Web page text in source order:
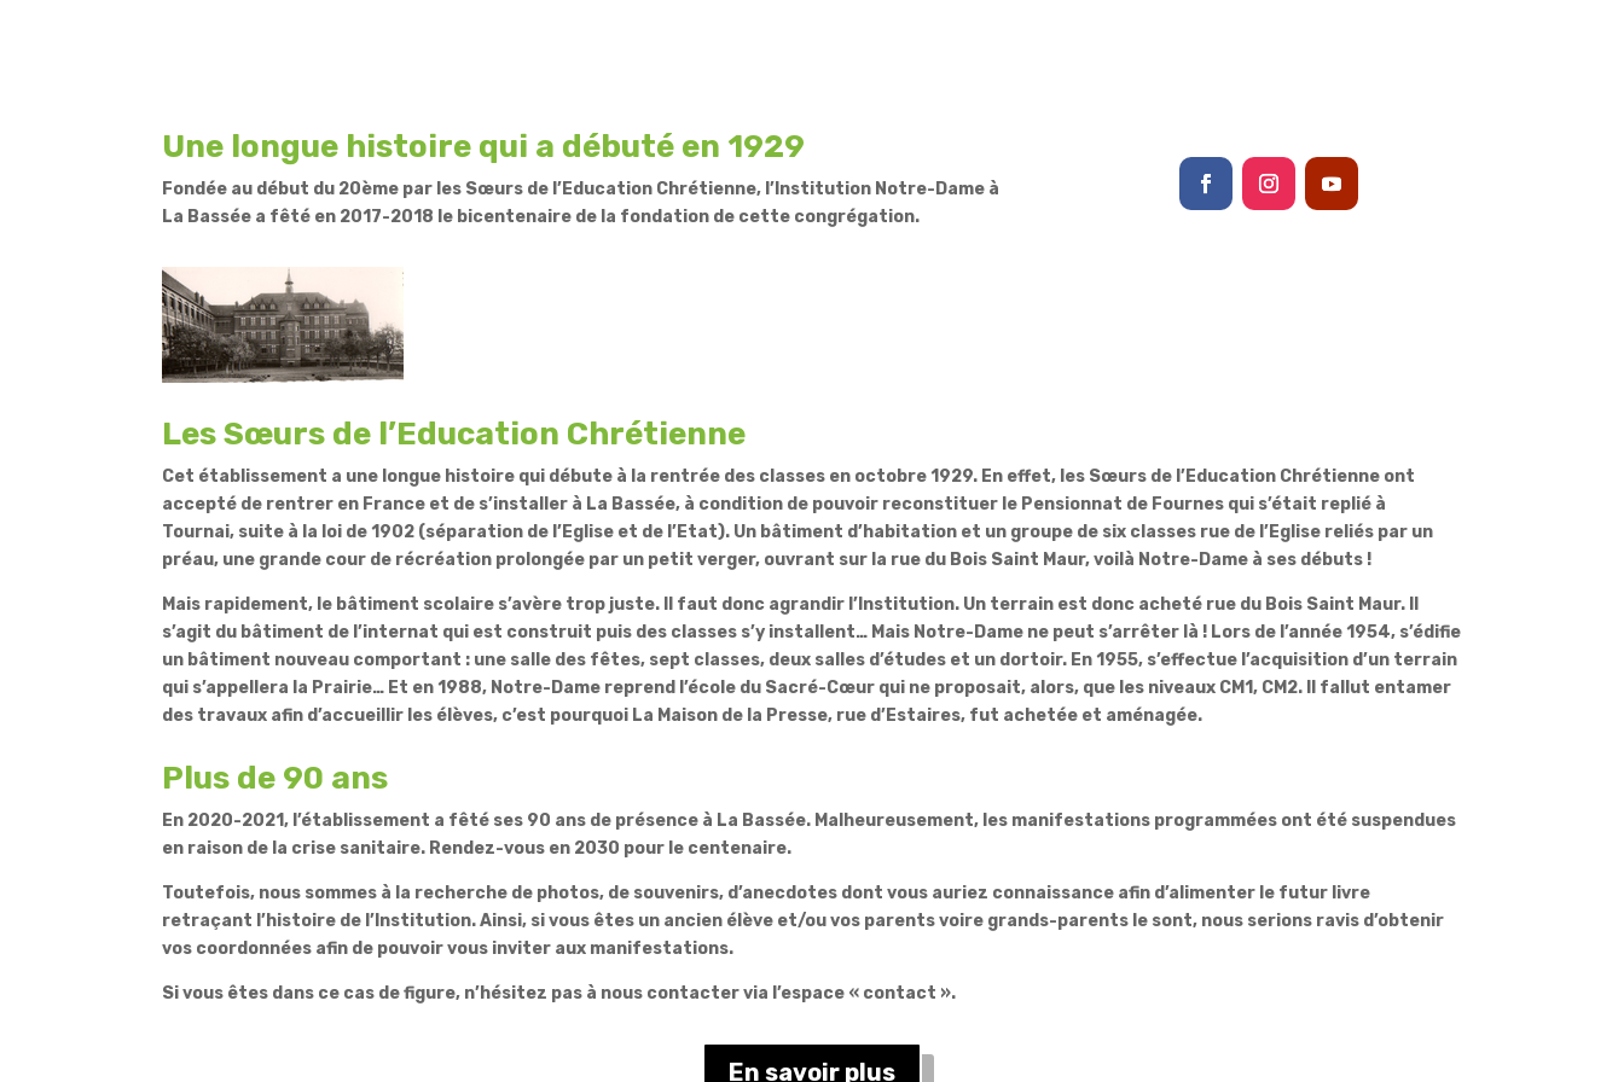
Une longue histoire qui a débuté en 1929
Fondée au début du 20ème par les Sœurs de l’Education Chrétienne, l’Institution Notre-Dame à
La Bassée a fêté en 2017-2018 le bicentenaire de la fondation de cette congrégation.
Les Sœurs de l’Education Chrétienne
Cet établissement a une longue histoire qui débute à la rentrée des classes en octobre 1929. En effet, les Sœurs de l’Education Chrétienne ont
accepté de rentrer en France et de s’installer à La Bassée, à condition de pouvoir reconstituer le Pensionnat de Fournes qui s’était replié à
Tournai, suite à la loi de 1902 (séparation de l’Eglise et de l’Etat). Un bâtiment d’habitation et un groupe de six classes rue de l’Eglise reliés par un
préau, une grande cour de récréation prolongée par un petit verger, ouvrant sur la rue du Bois Saint Maur, voilà Notre-Dame à ses débuts !
Mais rapidement, le bâtiment scolaire s’avère trop juste. Il faut donc agrandir l’Institution. Un terrain est donc acheté rue du Bois Saint Maur. Il
s’agit du bâtiment de l’internat qui est construit puis des classes s’y installent… Mais Notre-Dame ne peut s’arrêter là ! Lors de l’année 1954, s’édifie
un bâtiment nouveau comportant : une salle des fêtes, sept classes, deux salles d’études et un dortoir. En 1955, s’effectue l’acquisition d’un terrain
qui s’appellera la Prairie… Et en 1988, Notre-Dame reprend l’école du Sacré-Cœur qui ne proposait, alors, que les niveaux CM1, CM2. Il fallut entamer
des travaux afin d’accueillir les élèves, c’est pourquoi La Maison de la Presse, rue d’Estaires, fut achetée et aménagée.
Plus de 90 ans
En 2020-2021, l’établissement a fêté ses 90 ans de présence à La Bassée. Malheureusement, les manifestations programmées ont été suspendues
en raison de la crise sanitaire. Rendez-vous en 2030 pour le centenaire.
Toutefois, nous sommes à la recherche de photos, de souvenirs, d’anecdotes dont vous auriez connaissance afin d’alimenter le futur livre
retraçant l’histoire de l’Institution. Ainsi, si vous êtes un ancien élève et/ou vos parents voire grands-parents le sont, nous serions ravis d’obtenir
vos coordonnées afin de pouvoir vous inviter aux manifestations.
Si vous êtes dans ce cas de figure, n’hésitez pas à nous contacter via l’espace « contact ».
En savoir plus